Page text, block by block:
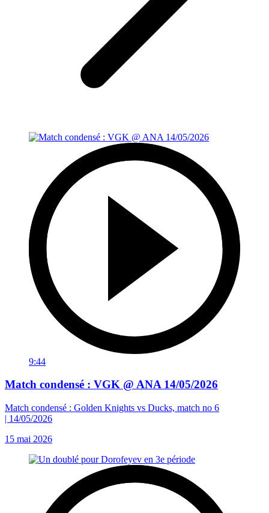
9:44
Match condensé : VGK @ ANA 14/05/2026
Match condensé : Golden Knights vs Ducks, match no 6
| 14/05/2026
15 mai 2026